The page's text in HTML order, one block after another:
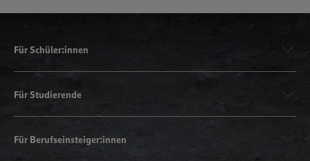
Für Schüler:innen
Für Studierende
Für Berufseinsteiger:innen